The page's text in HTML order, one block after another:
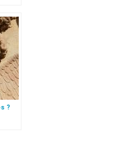
?